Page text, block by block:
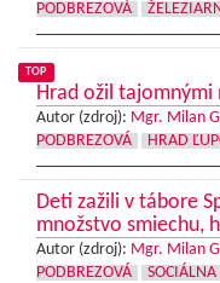
PODBREZOVÁ
TOP
Hrad ožil tajomnými
Autor (zdroj): Mgr. Milan
PODBREZOVÁ
HRAD
Deti zažili v tábore
množstvo smiechu,
Autor (zdroj): Mgr. Milan
PODBREZOVÁ
SOCIÁLNA